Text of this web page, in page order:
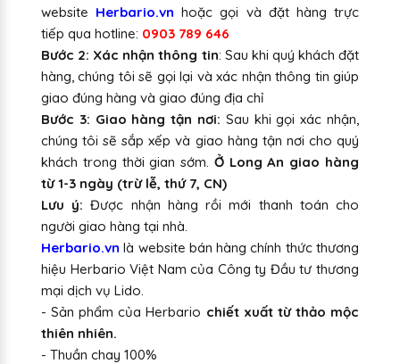
website Herbario.vn hoặc gọi và đặt hàng trực
tiếp qua hotline: 0903 789 646
Bước 2: Xác nhận thông tin: Sau khi quý khách đặt
hàng, chúng tôi sẽ gọi lại và xác nhận thông tin giúp
giao đúng hàng và giao đúng địa chỉ
Bước 3: Giao hàng tận nơi: Sau khi gọi xác nhận,
chúng tôi sẽ sắp xếp và giao hàng tận nơi cho quý
khách trong thời gian sớm. Ở Long An giao hàng
từ 1-3 ngày (trừ lễ, thứ 7, CN)
Lưu ý:Được nhận hàng rồi mới thanh toán cho
người giao hàng tại nhà.
Herbario.vn là website bán hàng chính thức thương
hiệu Herbario Việt Nam của Công ty Đầu tư thương
mại dịch vụ Lido.
- Sản phẩm của Herbario chiết xuất từ thảo mộc
thiên nhiên.
- Thuần chay 100%